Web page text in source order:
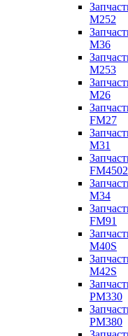
M252
M36
M253
M26
FM27
M31
FM4502
M34
FM91
M40S
M42S
PM330
PM380